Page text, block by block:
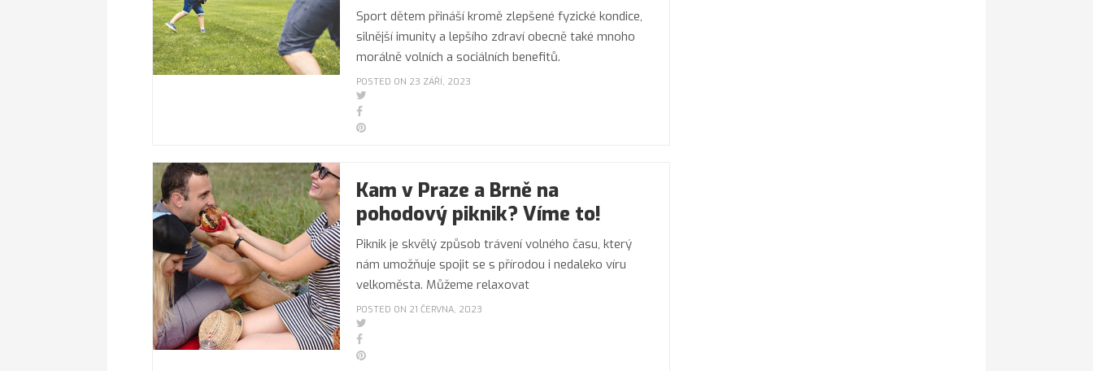
Sport dětem přináší kromě zlepšené fyzické kondice,
silnější imunity a lepšího zdraví obecně také mnoho
morálně volních a sociálních benefitů.
POSTED ON 23 ZÁŘÍ, 2023
Kam v Praze a Brně na
pohodový piknik? Víme to!
Piknik je skvělý způsob trávení volného času, který
nám umožňuje spojit se s přírodou i nedaleko víru
velkoměsta. Můžeme relaxovat
POSTED ON 21 ČERVNA, 2023